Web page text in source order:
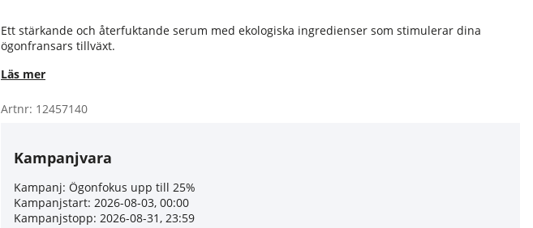
Ett stärkande och återfuktande serum med ekologiska ingredienser som stimulerar dina
ögonfransars tillväxt.
Läs mer
Artnr: 12457140
Kampanjvara
Kampanj: Ögonfokus upp till 25%
Kampanjstart: 2026-08-03, 00:00
Kampanjstopp: 2026-08-31, 23:59